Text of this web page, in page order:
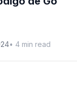
• 4 min read